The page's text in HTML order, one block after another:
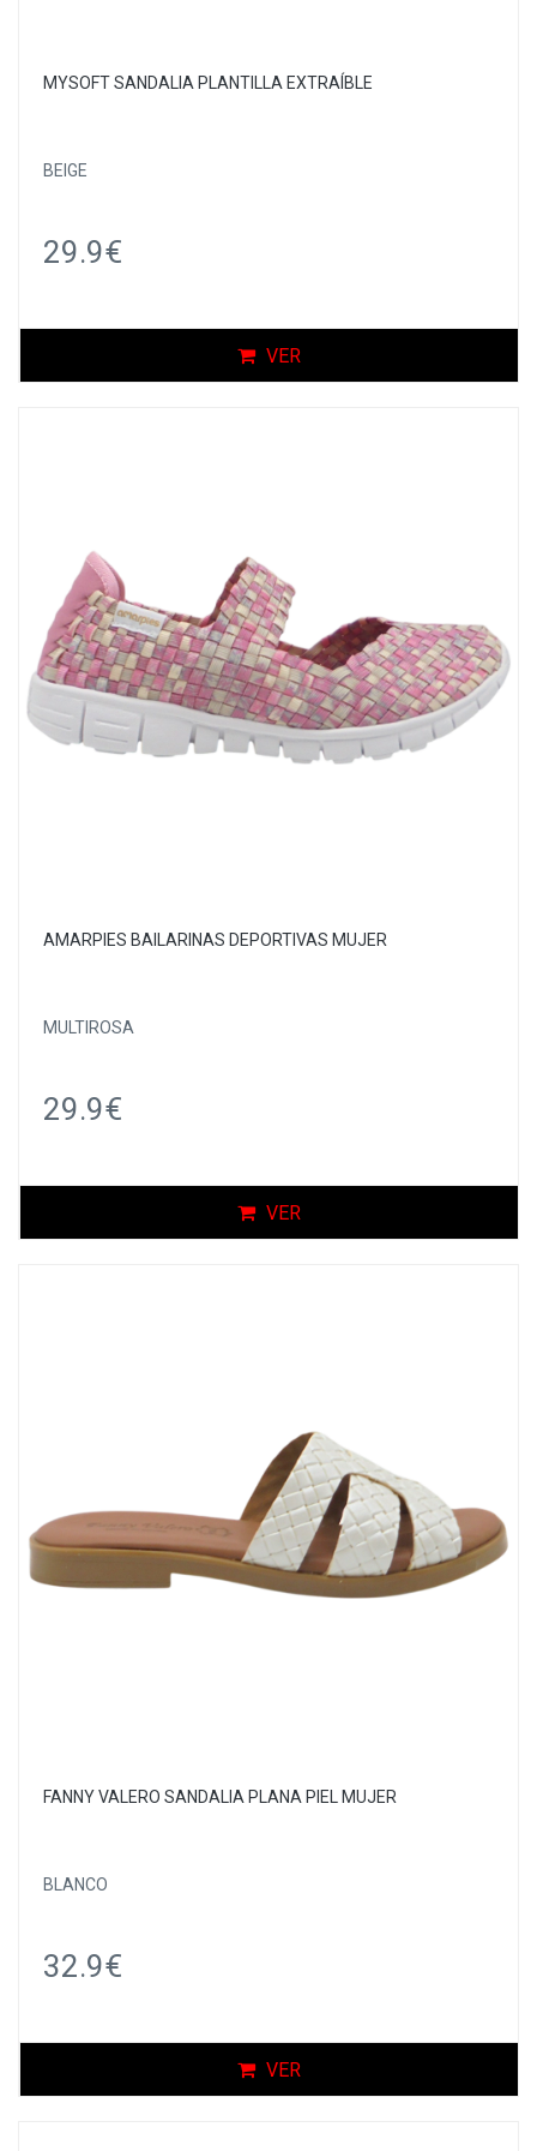
MYSOFT SANDALIA PLANTILLA EXTRAÍBLE
BEIGE
29.9€
VER
AMARPIES BAILARINAS DEPORTIVAS MUJER
MULTIROSA
29.9€
VER
FANNY VALERO SANDALIA PLANA PIEL MUJER
BLANCO
32.9€
VER